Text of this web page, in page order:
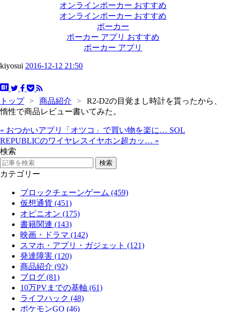
オンラインポーカー おすすめ
オンラインポーカー おすすめ
ポーカー
ポーカー アプリ おすすめ
ポーカー アプリ
kiyosui 2016-12-12 21:50
トップ > 商品紹介 >
R2-D2の目覚まし時計を貰ったから、
惰性で商品レビュー書いてみた。
« おつかいアプリ「オツコ」で買い物を楽に… SOL
REPUBLICのワイヤレスイヤホン超カッ… »
検索
カテゴリー
ブロックチェーンゲーム (459)
仮想通貨 (451)
オピニオン (175)
書籍関連 (143)
映画・ドラマ (142)
スマホ・アプリ・ガジェット (121)
発達障害 (120)
商品紹介 (92)
ブログ (81)
10万PVまでの基軸 (61)
ライフハック (48)
ポケモンGO (46)